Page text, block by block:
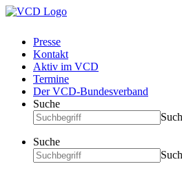
Presse
Kontakt
Aktiv im VCD
Termine
Der VCD-Bundesverband
Suche
Suche